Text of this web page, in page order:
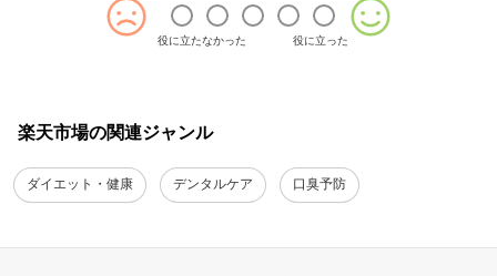
役に立たなかった 役に立った
楽天市場の関連ジャンル
ダイエット・健康 デンタルケア 口臭予防